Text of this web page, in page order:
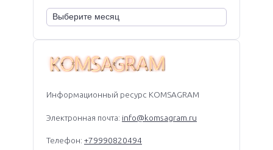
Информационный ресурс KOMSAGRAM
Электронная почта: info@komsagram.ru
Телефон: +79990820494